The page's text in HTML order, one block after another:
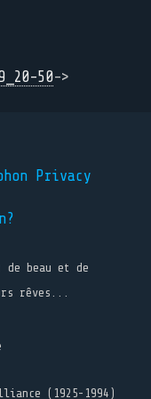
50->
Privacy
de beau et de
rêves...
(1925-1994)